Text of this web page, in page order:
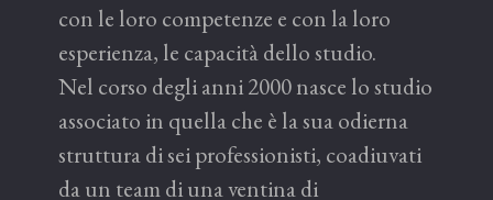
con le loro competenze e con la loro
esperienza, le capacità dello studio.
Nel corso degli anni 2000 nasce lo studio
associato in quella che è la sua odierna
struttura di sei professionisti, coadiuvati
da un team di una ventina di